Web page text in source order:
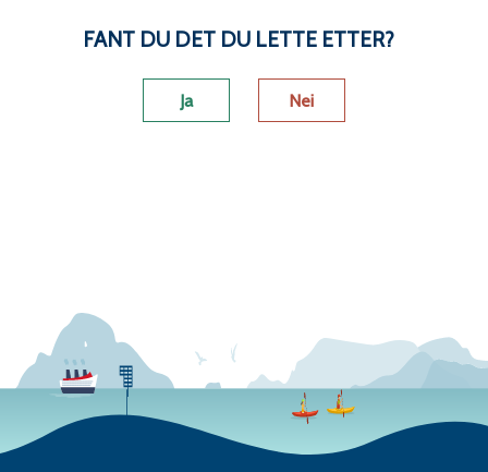
n
e
FANT DU DET DU LETTE ETTER?
Ja Nei